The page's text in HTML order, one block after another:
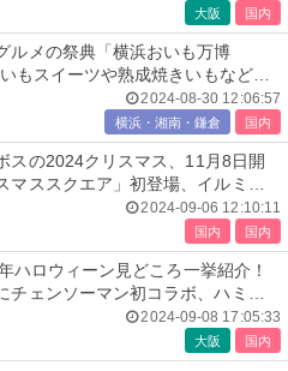
大阪 国内
ルメの祭典「横浜おいも万博
もスイーツや熟成焼きいもなど
2024-08-30 12:06:57
横浜・湘南・鎌倉 国内
スの2024クリスマス、11月8日開
ススクエア」初登場、イルミや
2024-09-06 12:10:11
国内 国内
ハロウィーン見どころ一挙紹介！
チェンソーマン初コラボ、ハミク
2024-09-08 17:05:33
大阪 国内